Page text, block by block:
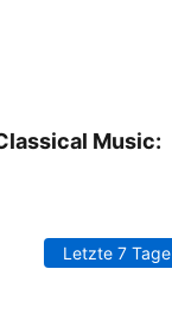
Music:
Letzte 7 Tage